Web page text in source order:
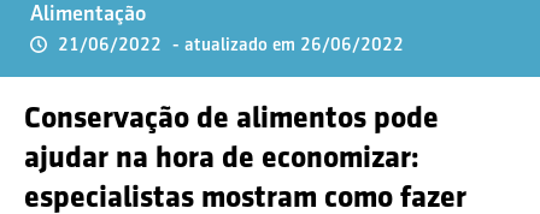
Alimentação
21/06/2022 - atualizado em 26/06/2022
Conservação de alimentos pode
ajudar na hora de economizar:
especialistas mostram como fazer